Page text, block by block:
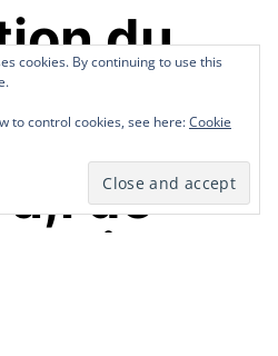
du
de
cookies. By continuing to use this
to control cookies, see here:Cookie
cookies. By continuing to use this
to control cookies, see here:Cookie